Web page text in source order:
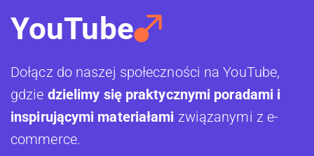
YouTube
Dołącz do naszej społeczności na YouTube,
gdzie dzielimy się praktycznymi poradami i
inspirującymi materiałami związanymi z e-
commerce.